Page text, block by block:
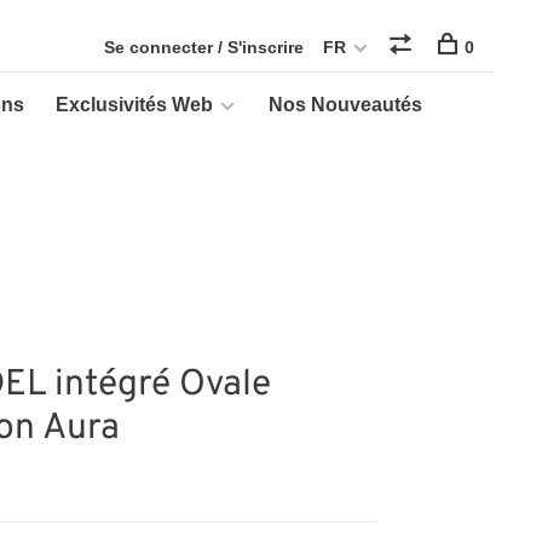
Exclusivités Web
Nos Nouveautés
Se connecter / S'inscrire FR 0
intégré Ovale
Aura